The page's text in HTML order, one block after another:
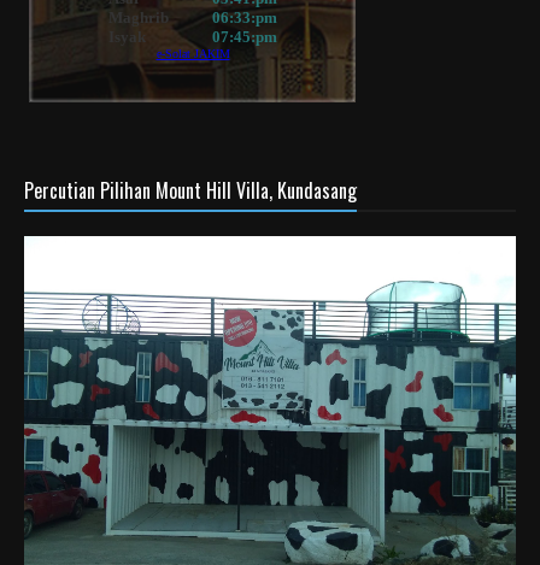
Percutian Pilihan Mount Hill Villa, Kundasang